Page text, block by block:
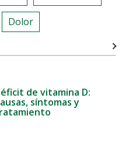
Dolor
de vitamina D:
síntomas y